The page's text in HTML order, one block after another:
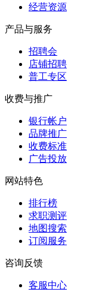
经营资源
产品与服务
招聘会
店铺招聘
普工专区
收费与推广
银行帐户
品牌推广
收费标准
广告投放
网站特色
排行榜
求职测评
地图搜索
订阅服务
咨询反馈
客服中心